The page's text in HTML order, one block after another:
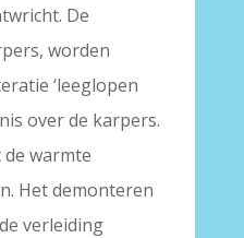
De
worden
‘leeglopen
over de karpers.
warmte
Het demonteren
verleiding